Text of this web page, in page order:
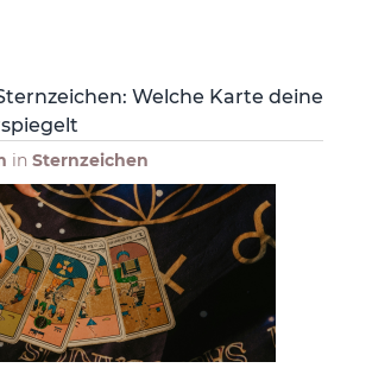
Welche Karte deine
in Sternzeichen